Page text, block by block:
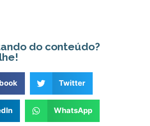
do conteúdo?
Twitter
WhatsApp